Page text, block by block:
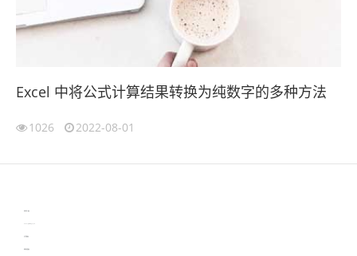
Excel 中将公式计算结果转换为纯数字的多种方法
1026 2022-08-01